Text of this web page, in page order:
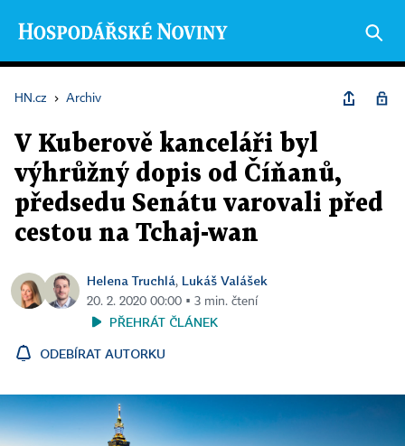
HN.cz › Archiv
V Kuberově kanceláři byl
výhrůžný dopis od Číňanů,
předsedu Senátu varovali před
cestou na Tchaj-wan
Helena Truchlá, Lukáš Valášek
20. 2. 2020 00:00 ▪ 3 min. čtení
PŘEHRÁT ČLÁNEK
ODEBÍRAT AUTORKU